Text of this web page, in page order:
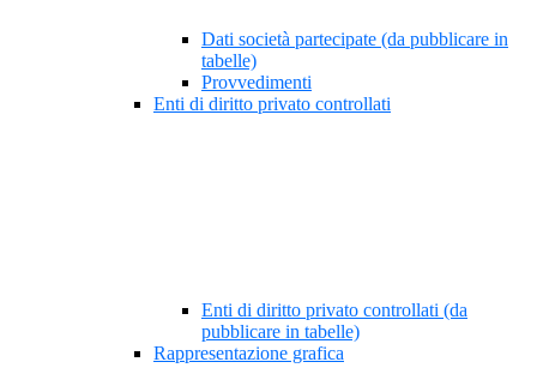
Dati società partecipate (da pubblicare in
tabelle)
Provvedimenti
Enti di diritto privato controllati
Enti di diritto privato controllati (da
pubblicare in tabelle)
Rappresentazione grafica